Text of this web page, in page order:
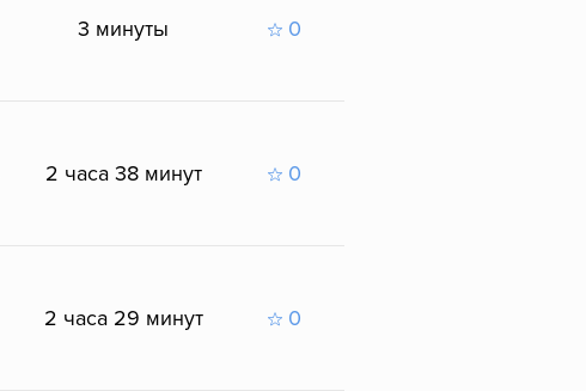
3 минуты 0
2 часа 38 минут 0
2 часа 29 минут 0